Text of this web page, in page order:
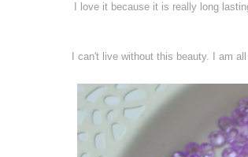
I love it because it is really long
I can't live without this beauty. I am